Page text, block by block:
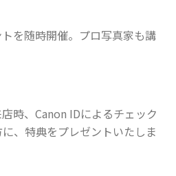
を随時開催。プロ写真家も講
時、Canon IDによるチェック
、特典をプレゼントいたしま